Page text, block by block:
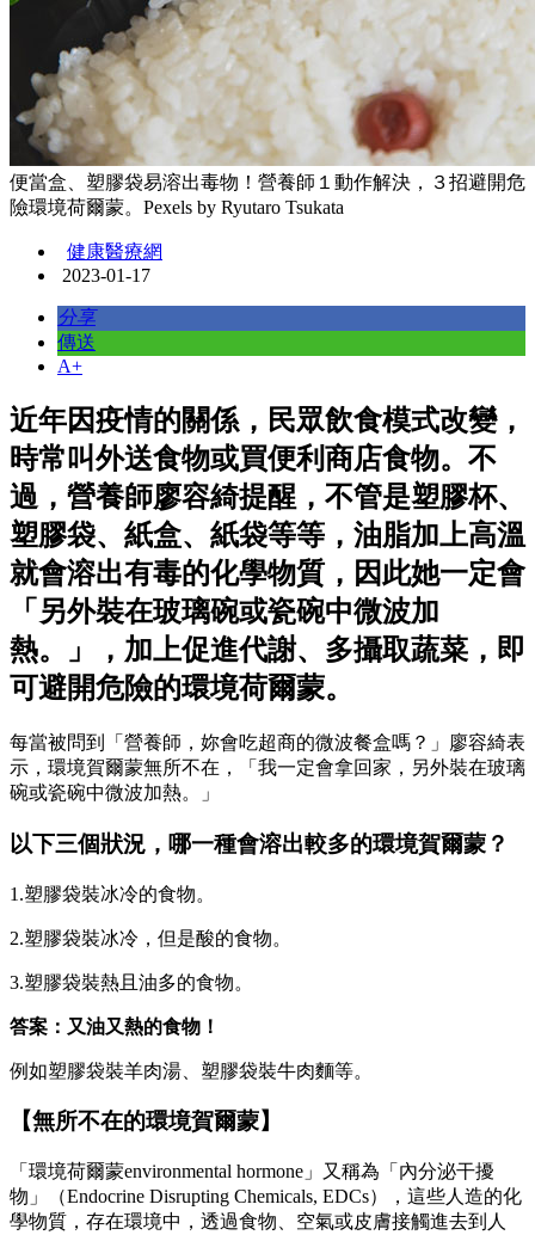
便當盒、塑膠袋易溶出毒物！營養師１動作解決，３招避開危
險環境荷爾蒙。Pexels by Ryutaro Tsukata
健康醫療網
2023-01-17
分享
傳送
A+
近年因疫情的關係，民眾飲食模式改變，
時常叫外送食物或買便利商店食物。不
過，營養師廖容綺提醒，不管是塑膠杯、
塑膠袋、紙盒、紙袋等等，油脂加上高溫
就會溶出有毒的化學物質，因此她一定會
「另外裝在玻璃碗或瓷碗中微波加
熱。」，加上促進代謝、多攝取蔬菜，即
可避開危險的環境荷爾蒙。
每當被問到「營養師，妳會吃超商的微波餐盒嗎？」廖容綺表
示，環境賀爾蒙無所不在，「我一定會拿回家，另外裝在玻璃
碗或瓷碗中微波加熱。」
以下三個狀況，哪一種會溶出較多的環境賀爾蒙？
1.塑膠袋裝冰冷的食物。
2.塑膠袋裝冰冷，但是酸的食物。
3.塑膠袋裝熱且油多的食物。
答案：又油又熱的食物！
例如塑膠袋裝羊肉湯、塑膠袋裝牛肉麵等。
【無所不在的環境賀爾蒙】
「環境荷爾蒙environmental hormone」又稱為「內分泌干擾
物」（Endocrine Disrupting Chemicals, EDCs），這些人造的化
學物質，存在環境中，透過食物、空氣或皮膚接觸進去到人